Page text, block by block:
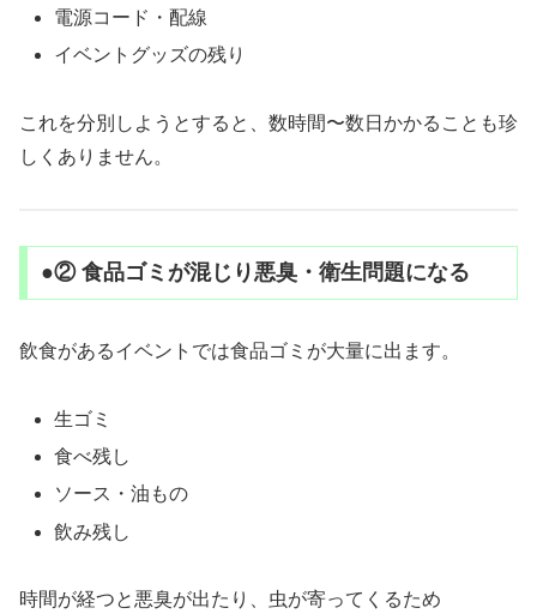
電源コード・配線
イベントグッズの残り
これを分別しようとすると、数時間〜数日かかることも珍
しくありません。
●② 食品ゴミが混じり悪臭・衛生問題になる
飲食があるイベントでは食品ゴミが大量に出ます。
生ゴミ
食べ残し
ソース・油もの
飲み残し
時間が経つと悪臭が出たり、虫が寄ってくるため